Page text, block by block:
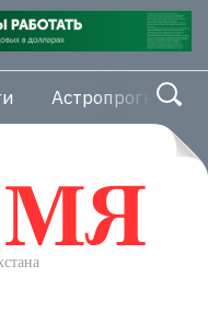
Астропрогноз